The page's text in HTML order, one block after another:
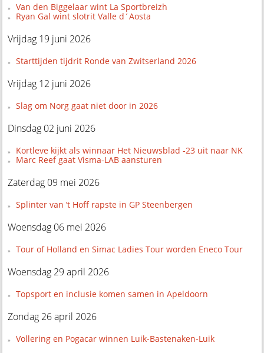
Van den Biggelaar wint La Sportbreizh
Ryan Gal wint slotrit Valle d´Aosta
Vrijdag 19 juni 2026
Starttijden tijdrit Ronde van Zwitserland 2026
Vrijdag 12 juni 2026
Slag om Norg gaat niet door in 2026
Dinsdag 02 juni 2026
Kortleve kijkt als winnaar Het Nieuwsblad -23 uit naar NK
Marc Reef gaat Visma-LAB aansturen
Zaterdag 09 mei 2026
Splinter van ’t Hoff rapste in GP Steenbergen
Woensdag 06 mei 2026
Tour of Holland en Simac Ladies Tour worden Eneco Tour
Woensdag 29 april 2026
Topsport en inclusie komen samen in Apeldoorn
Zondag 26 april 2026
Vollering en Pogacar winnen Luik-Bastenaken-Luik